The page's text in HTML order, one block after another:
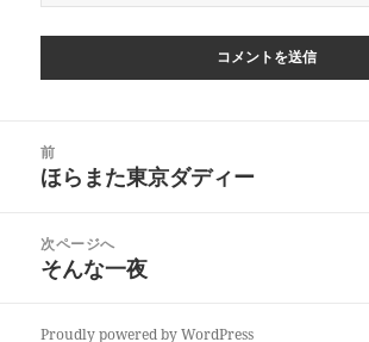
前
前
投
稿:
ほらまた東京ダディー
次ページへ
次
投
そんな一夜
Proudly powered by WordPress